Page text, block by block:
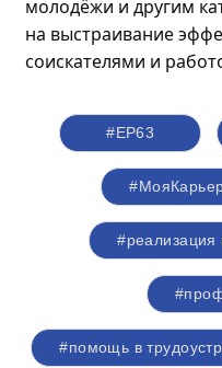
молодёжи и другим
на выстраивание
соискателями и
#ЕР63
#реализация
#помощь в